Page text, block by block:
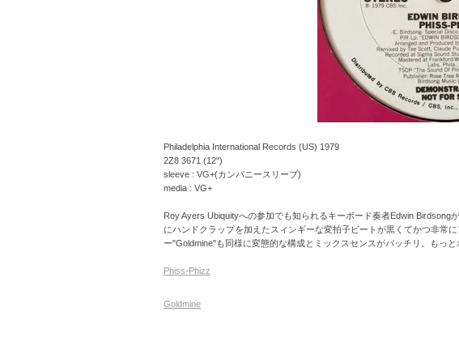
Philadelphia International Records (US) 1979
2Z8 3671 (12")
sleeve : VG+(カンパニースリーブ)
media : VG+
Roy Ayers Ubiquityへの参加でも知られるキーボード奏者Edwin
にハンドクラップを加えたスィンギーな変拍子ビートが黒くてかつ非常
ー"Goldmine"も同様に変態的な構成とミックスセンスがバッチリ。もっ
Phiss-Phizz
Goldmine